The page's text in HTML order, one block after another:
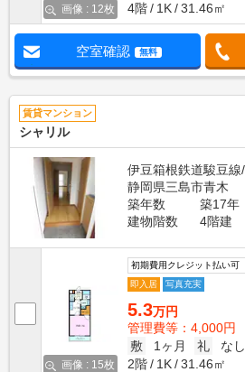
画像 : 12枚
4階
1K 31.46㎡
空室確認 無料
賃貸マンション
シャリル
伊豆箱根鉄道駿豆
静岡県三島市青木
築年数
築17年
建物階数
4階建
画像 : 15枚
初期費用クレジット払い可
即入居
写真充実
5.3万円
管理費等：4,000円
敷
1ヶ月 礼
なし
2階
1K 31.46㎡